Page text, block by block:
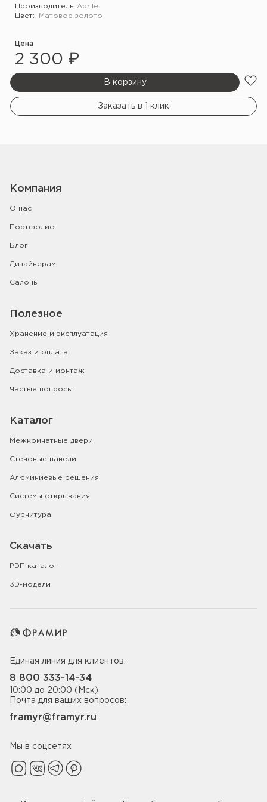
Производитель: Aprile
Цвет:
Матовое золото
Цена
2 300 ₽
В корзину
Заказать в 1 клик
Компания
О нас
Портфолио
Блог
Дизайнерам
Салоны
Полезное
Хранение и эксплуатация
Заказ и оплата
Доставка и монтаж
Частые вопросы
Каталог
Межкомнатные двери
Стеновые панели
Алюминиевые решения
Системы открывания
Фурнитура
Скачать
PDF-каталог
3D-модели
Единая линия для клиентов:
8 800 333-14-34
10:00 до 20:00 (Мск)
Почта для ваших вопросов:
framyr@framyr.ru
Мы в соцсетях